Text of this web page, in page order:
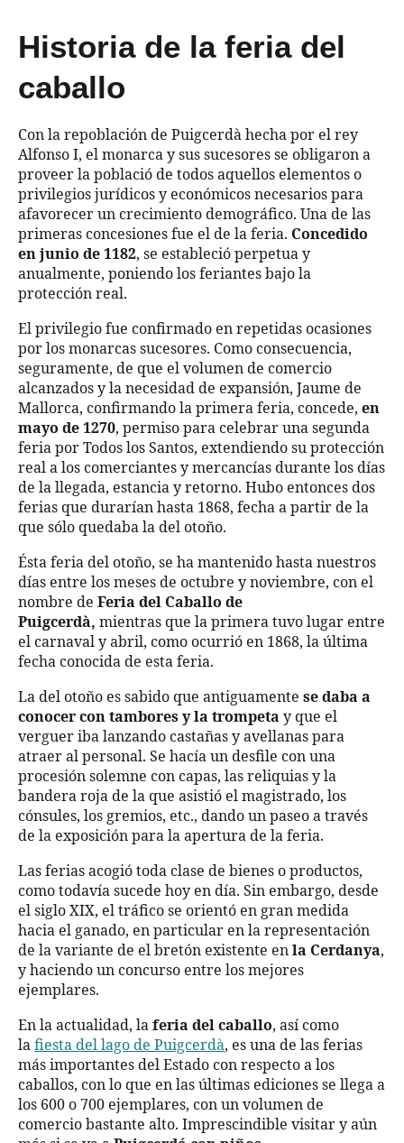
Historia de la feria del
caballo
Con la repoblación de Puigcerdà hecha por el rey
Alfonso I, el monarca y sus sucesores se obligaron a
proveer la població de todos aquellos elementos o
privilegios jurídicos y económicos necesarios para
afavorecer un crecimiento demográfico. Una de las
primeras concesiones fue el de la feria. Concedido
en junio de 1182, se estableció perpetua y
anualmente, poniendo los feriantes bajo la
protección real.
El privilegio fue confirmado en repetidas ocasiones
por los monarcas sucesores. Como consecuencia,
seguramente, de que el volumen de comercio
alcanzados y la necesidad de expansión, Jaume de
Mallorca, confirmando la primera feria, concede, en
mayo de 1270, permiso para celebrar una segunda
feria por Todos los Santos, extendiendo su protección
real a los comerciantes y mercancías durante los días
de la llegada, estancia y retorno. Hubo entonces dos
ferias que durarían hasta 1868, fecha a partir de la
que sólo quedaba la del otoño.
Ésta feria del otoño, se ha mantenido hasta nuestros
días entre los meses de octubre y noviembre, con el
nombre de Feria del Caballo de
Puigcerdà, mientras que la primera tuvo lugar entre
el carnaval y abril, como ocurrió en 1868, la última
fecha conocida de esta feria.
La del otoño es sabido que antiguamente se daba a
conocer con tambores y la trompeta y que el
verguer iba lanzando castañas y avellanas para
atraer al personal. Se hacía un desfile con una
procesión solemne con capas, las reliquias y la
bandera roja de la que asistió el magistrado, los
cónsules, los gremios, etc., dando un paseo a través
de la exposición para la apertura de la feria.
Las ferias acogió toda clase de bienes o productos,
como todavía sucede hoy en día. Sin embargo, desde
el siglo XIX, el tráfico se orientó en gran medida
hacia el ganado, en particular en la representación
de la variante de el bretón existente en la Cerdanya,
y haciendo un concurso entre los mejores
ejemplares.
En la actualidad, la feria del caballo, así como
la fiesta del lago de Puigcerdà, es una de las ferias
más importantes del Estado con respecto a los
caballos, con lo que en las últimas ediciones se llega a
los 600 o 700 ejemplares, con un volumen de
comercio bastante alto. Imprescindible visitar y aún